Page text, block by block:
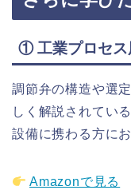
① 工業プロセス
調節弁の構造や選
しく解説されてい
設備に携わる方に
Amazonで見る